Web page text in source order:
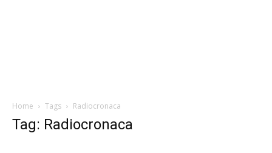
Home Tags Radiocronaca
Tag: Radiocronaca